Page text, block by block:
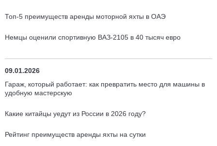
Топ-5 преимуществ аренды моторной яхты в ОАЭ
Немцы оценили спортивную ВАЗ-2105 в 40 тысяч евро
09.01.2026
Гараж, который работает: как превратить место для машины в
удобную мастерскую
Какие китайцы уедут из России в 2026 году?
Рейтинг преимуществ аренды яхты на сутки